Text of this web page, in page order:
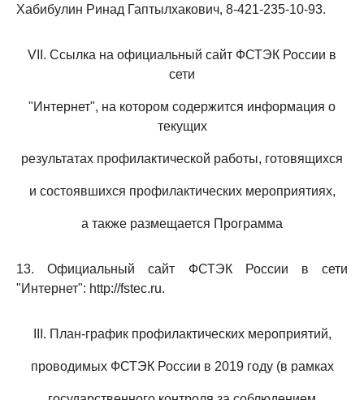
Хабибулин Ринад Гаптылхакович, 8-421-235-10-93.
VII. Ссылка на официальный сайт ФСТЭК России в
сети
"Интернет", на котором содержится информация о
текущих
результатах профилактической работы, готовящихся
и состоявшихся профилактических мероприятиях,
а также размещается Программа
13. Официальный сайт ФСТЭК России в сети
"Интернет": http://fstec.ru.
III. План-график профилактических мероприятий,
проводимых ФСТЭК России в 2019 году (в рамках